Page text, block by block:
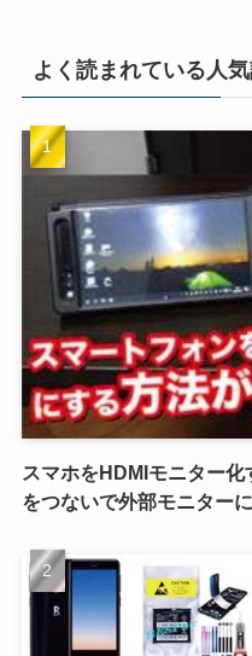
よく読まれている人
スマホをHDMIモニター
をつないで外部モニター